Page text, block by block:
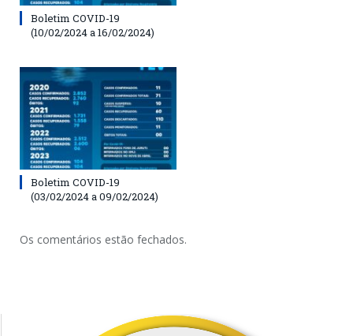
Boletim COVID-19
(10/02/2024 a 16/02/2024)
Boletim COVID-19
(03/02/2024 a 09/02/2024)
Os comentários estão fechados.